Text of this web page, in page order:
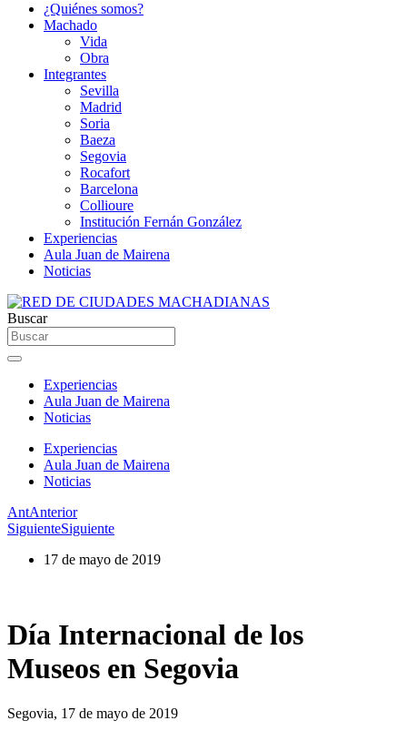
¿Quiénes somos?
Machado
Vida
Obra
Integrantes
Sevilla
Madrid
Soria
Baeza
Segovia
Rocafort
Barcelona
Collioure
Institución Fernán González
Experiencias
Aula Juan de Mairena
Noticias
Buscar
Experiencias
Aula Juan de Mairena
Noticias
Experiencias
Aula Juan de Mairena
Noticias
AntAnterior
SiguienteSiguiente
17 de mayo de 2019
Día Internacional de los
Museos en Segovia
Segovia, 17 de mayo de 2019